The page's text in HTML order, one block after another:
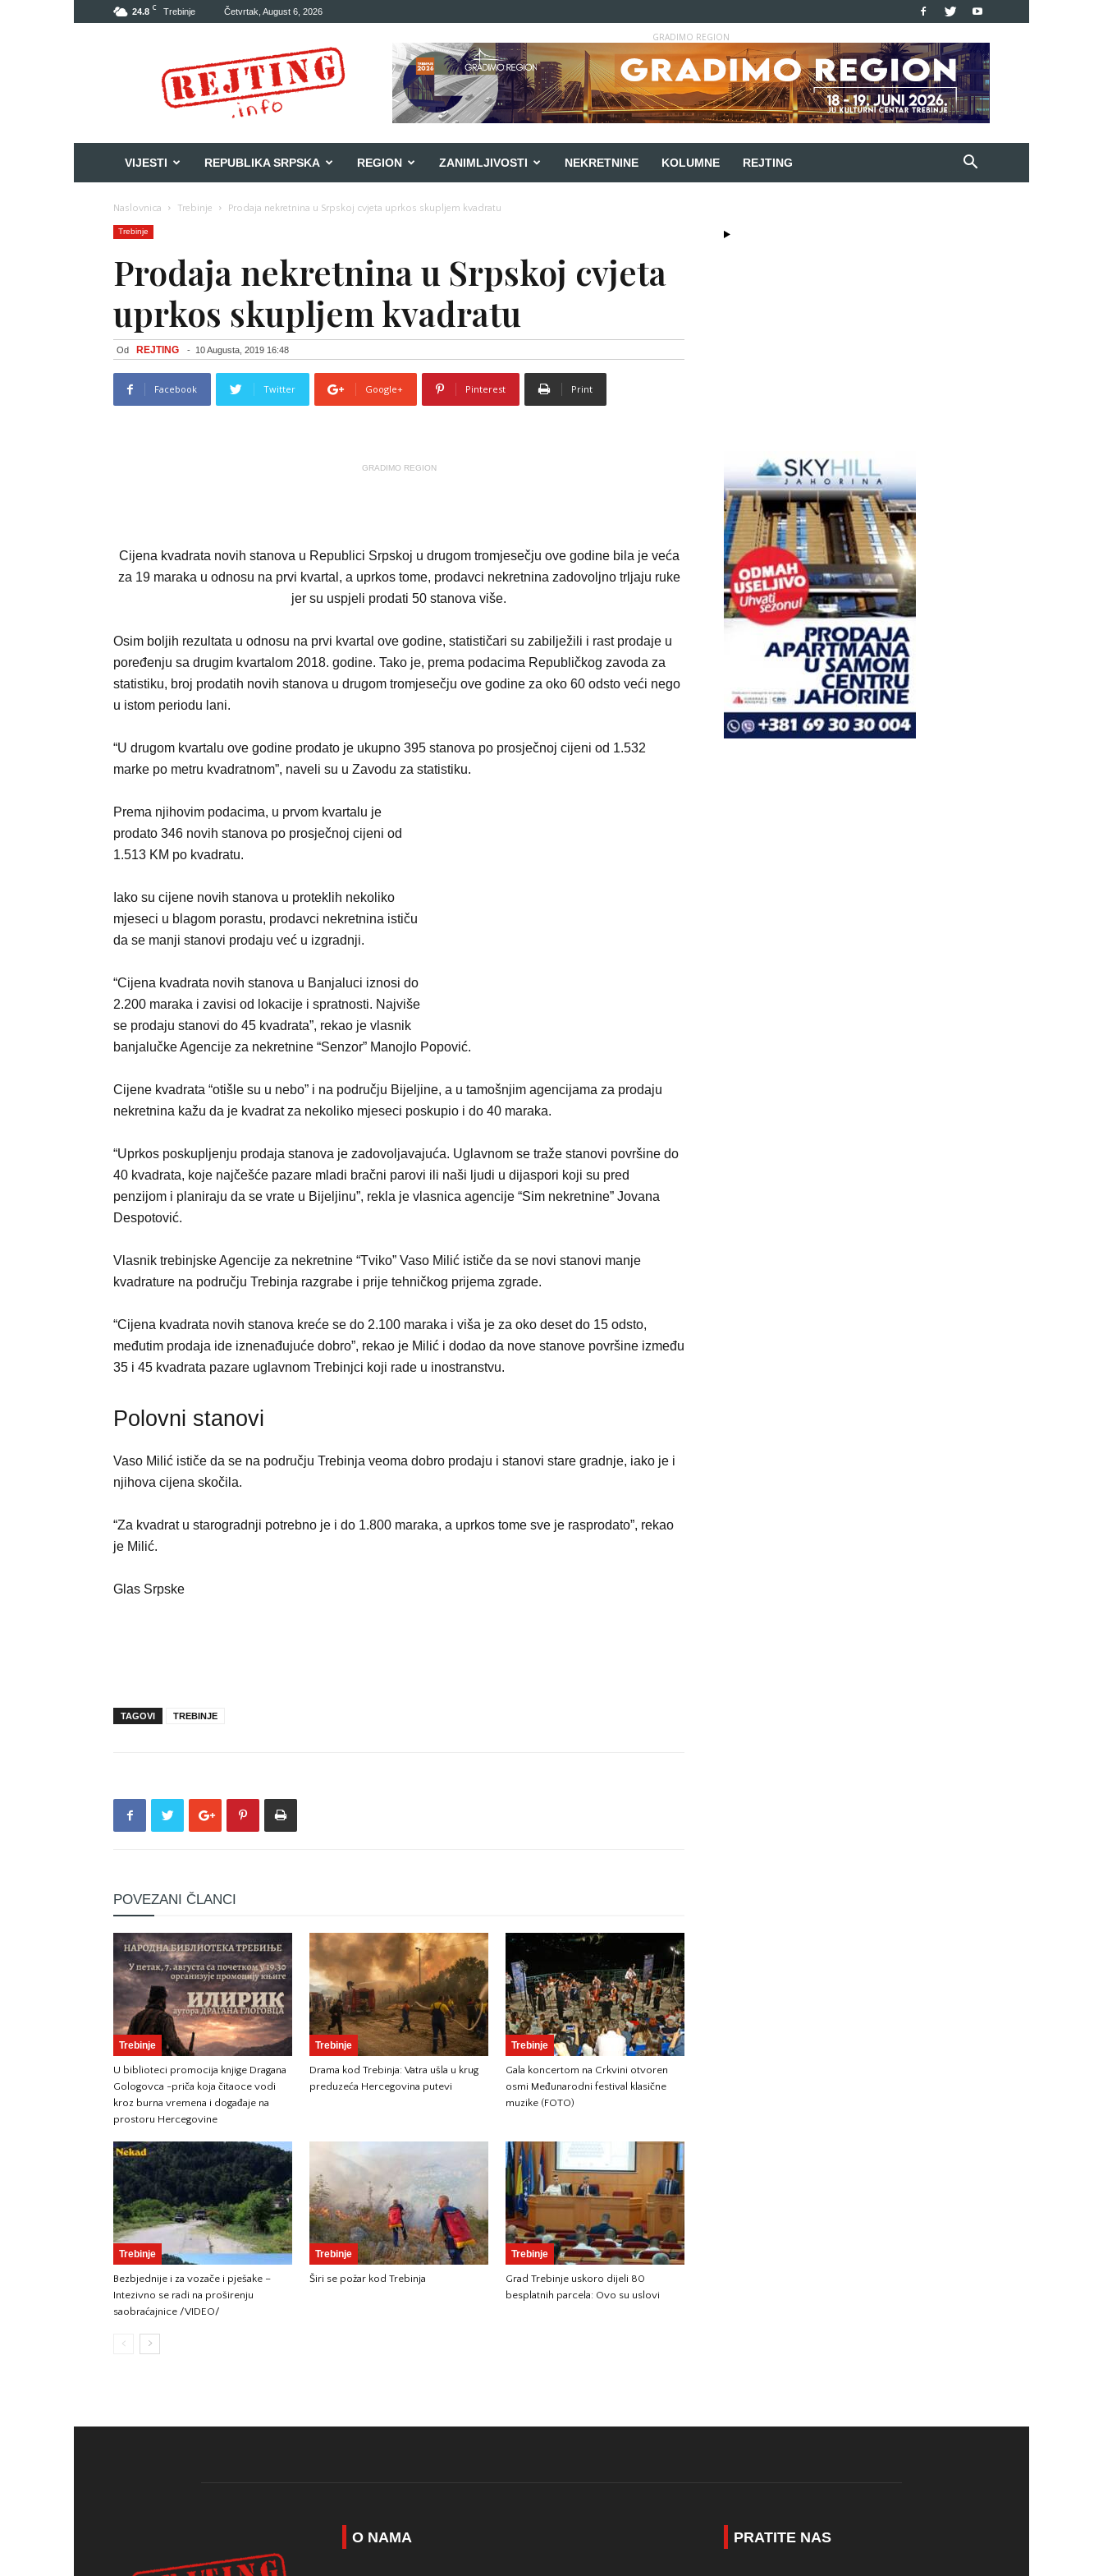
24.8 C Trebinje Četvrtak, August 6, 2026
GRADIMO REGION
VIJESTI REPUBLIKA SRPSKA REGION ZANIMLJIVOSTI NEKRETNINE KOLUMNE REJTING
Naslovnica Trebinje Prodaja nekretnina u Srpskoj cvjeta uprkos skupljem kvadratu
Trebinje
Prodaja nekretnina u Srpskoj cvjeta
uprkos skupljem kvadratu
Od REJTING - 10 Augusta, 2019 16:48
Facebook Twitter Google+ Pinterest Print
GRADIMO REGION
Cijena kvadrata novih stanova u Republici Srpskoj u drugom tromjesečju ove godine bila je veća
za 19 maraka u odnosu na prvi kvartal, a uprkos tome, prodavci nekretnina zadovoljno trljaju ruke
jer su uspjeli prodati 50 stanova više.
Osim boljih rezultata u odnosu na prvi kvartal ove godine, statističari su zabilježili i rast prodaje u
poređenju sa drugim kvartalom 2018. godine. Tako je, prema podacima Republičkog zavoda za
statistiku, broj prodatih novih stanova u drugom tromjesečju ove godine za oko 60 odsto veći nego
u istom periodu lani.
“U drugom kvartalu ove godine prodato je ukupno 395 stanova po prosječnoj cijeni od 1.532
marke po metru kvadratnom”, naveli su u Zavodu za statistiku.
Prema njihovim podacima, u prvom kvartalu je
prodato 346 novih stanova po prosječnoj cijeni od
1.513 KM po kvadratu.
Iako su cijene novih stanova u proteklih nekoliko
mjeseci u blagom porastu, prodavci nekretnina ističu
da se manji stanovi prodaju već u izgradnji.
“Cijena kvadrata novih stanova u Banjaluci iznosi do
2.200 maraka i zavisi od lokacije i spratnosti. Najviše
se prodaju stanovi do 45 kvadrata”, rekao je vlasnik
banjalučke Agencije za nekretnine “Senzor” Manojlo Popović.
Cijene kvadrata “otišle su u nebo” i na području Bijeljine, a u tamošnjim agencijama za prodaju
nekretnina kažu da je kvadrat za nekoliko mjeseci poskupio i do 40 maraka.
“Uprkos poskupljenju prodaja stanova je zadovoljavajuća. Uglavnom se traže stanovi površine do
40 kvadrata, koje najčešće pazare mladi bračni parovi ili naši ljudi u dijaspori koji su pred
penzijom i planiraju da se vrate u Bijeljinu”, rekla je vlasnica agencije “Sim nekretnine” Jovana
Despotović.
Vlasnik trebinjske Agencije za nekretnine “Tviko” Vaso Milić ističe da se novi stanovi manje
kvadrature na području Trebinja razgrabe i prije tehničkog prijema zgrade.
“Cijena kvadrata novih stanova kreće se do 2.100 maraka i viša je za oko deset do 15 odsto,
međutim prodaja ide iznenađujuće dobro”, rekao je Milić i dodao da nove stanove površine između
35 i 45 kvadrata pazare uglavnom Trebinjci koji rade u inostranstvu.
Polovni stanovi
Vaso Milić ističe da se na području Trebinja veoma dobro prodaju i stanovi stare gradnje, iako je i
njihova cijena skočila.
“Za kvadrat u starogradnji potrebno je i do 1.800 maraka, a uprkos tome sve je rasprodato”, rekao
je Milić.
Glas Srpske
TAGOVI TREBINJE
POVEZANI ČLANCI
Trebinje
U biblioteci promocija knjige Dragana
Gologovca -priča koja čitaoce vodi
kroz burna vremena i događaje na
prostoru Hercegovine
Trebinje
Drama kod Trebinja: Vatra ušla u krug
preduzeća Hercegovina putevi
Trebinje
Gala koncertom na Crkvini otvoren
osmi Međunarodni festival klasične
muzike (FOTO)
Trebinje
Bezbjednije i za vozače i pješake –
Intezivno se radi na proširenju
saobraćajnice /VIDEO/
Trebinje
Širi se požar kod Trebinja
Trebinje
Grad Trebinje uskoro dijeli 80
besplatnih parcela: Ovo su uslovi
O NAMA PRATITE NAS